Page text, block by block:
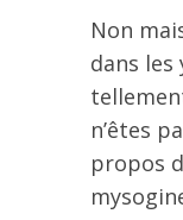
Non
dans les
n’êtes
propos